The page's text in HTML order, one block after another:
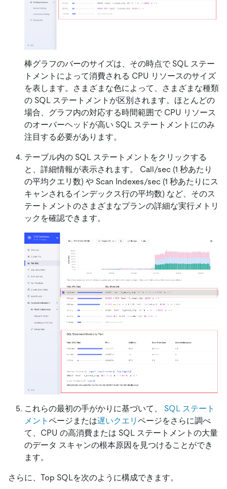
棒グラフのバーのサイズは、その時点で SQL ステー
トメントによって消費される CPU リソースのサイズ
を表します。さまざまな色によって、さまざまな種類
の SQL ステートメントが区別されます。ほとんどの
場合、グラフ内の対応する時間範囲で CPU リソース
のオーバーヘッドが高い SQL ステートメントにのみ
注目する必要があります。
テーブル内の SQL ステートメントをクリックする
と、詳細情報が表示されます。 Call/sec (1 秒あたり
の平均クエリ数) や Scan Indexes/sec (1 秒あたりにス
キャンされるインデックス行の平均数) など、そのス
テートメントのさまざまなプランの詳細な実行メトリ
ックを確認できます。
これらの最初の手がかりに基づいて、 SQL ステート
メント ページまたは遅いクエリ ページをさらに調べ
て、CPU の高消費または SQL ステートメントの大量
のデータ スキャンの根本原因を見つけることができ
ます。
さらに、Top SQLを次のように構成できます。